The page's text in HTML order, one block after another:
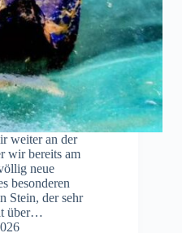
weiter an der
wir bereits am
neue
besonderen
Stein, der sehr
über…